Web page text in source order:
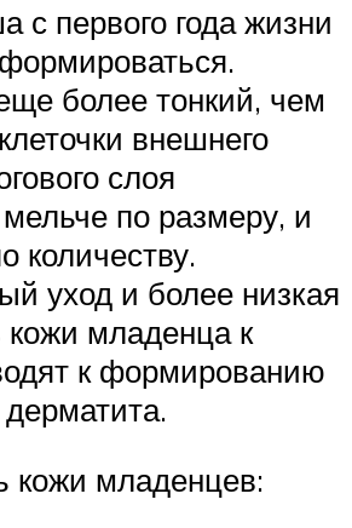
с первого года жизни
более тонкий, чем
внешнего
слоя
по размеру, и
количеству.
уход и более низкая
кожи младенца к
к формированию
кожи младенцев: